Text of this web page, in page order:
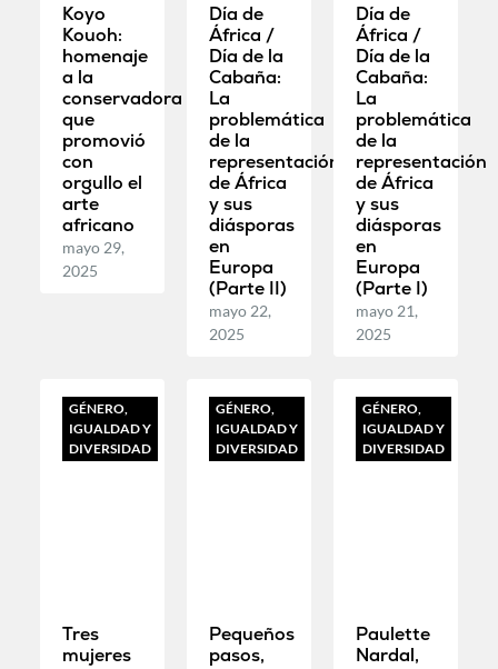
Koyo
Kouoh:
homenaje
a la
conservadora
que
promovió
con
orgullo el
arte
africano
mayo 29,
2025
Día de
África /
Día de la
Cabaña:
La
problemática
de la
representación
de África
y sus
diásporas
en
Europa
(Parte II)
mayo 22,
2025
Día de
África /
Día de la
Cabaña:
La
problemática
de la
representación
de África
y sus
diásporas
en
Europa
(Parte I)
mayo 21,
2025
GÉNERO,
IGUALDAD Y
DIVERSIDAD
Tres
mujeres
GÉNERO,
IGUALDAD Y
DIVERSIDAD
Pequeños
pasos,
GÉNERO,
IGUALDAD Y
DIVERSIDAD
Paulette
Nardal,